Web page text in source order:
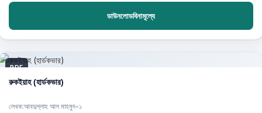
ডাউনলোডবিনামূল্যে
PDF
রুকইয়াহ (হার্ডকভার)
লেখক:আবদুল্লাহ আল মাহমুদ-১